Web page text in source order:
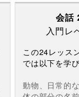
会話
入門レ
この24レッス
では以下を学
動物、日常的